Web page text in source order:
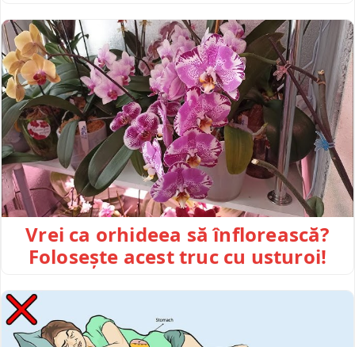
Vrei ca orhideea să înflorească?
Folosește acest truc cu usturoi!